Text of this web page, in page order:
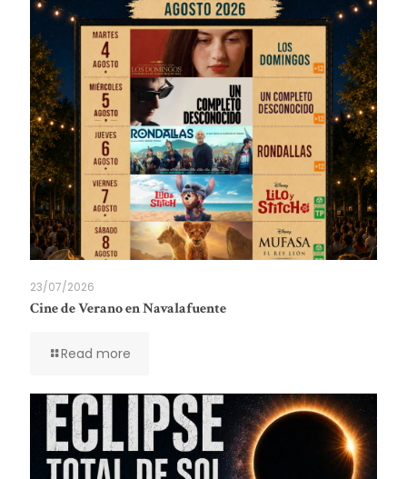
23/07/2026
Cine de Verano en Navalafuente
Read more